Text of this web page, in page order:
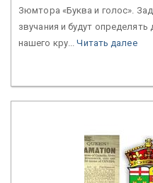
Зюмтора «Буква и голос».
звучания и будут
нашего кру...Читать далее